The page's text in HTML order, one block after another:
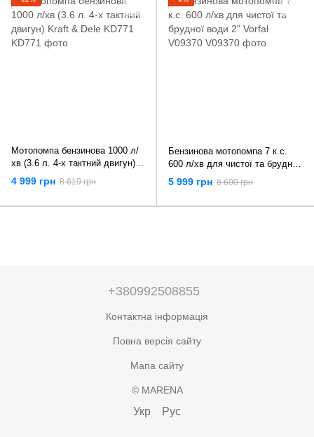
Мотопомпа бензинова 1000 л/
хв (3.6 л. 4-х тактний двигун)
Kraft & Dele KD771
4 999 грн 8 619 грн
Бензинова мотопомпа 7 к.с.
600 л/хв для чистої та брудної
води 2" Vorfal V09370
5 999 грн 6 600 грн
+380992508855
Контактна інформація
Повна версія сайту
Мапа сайту
© MARENA
Укр Рус